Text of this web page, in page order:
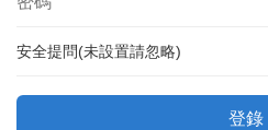
安全提問(未設置請忽略)
登錄